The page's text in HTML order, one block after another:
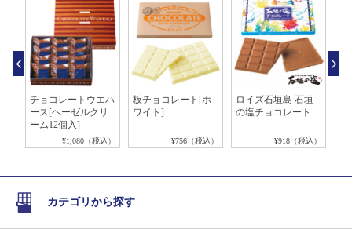
チョコレートウエハ
ース[ヘーゼルクリ
ーム12個入]
¥1,080（税込）
板チョコレート[ホ
ワイト]
¥756（税込）
ロイズ石垣島 石垣
の塩チョコレート
¥918（税込）
カテゴリから探す